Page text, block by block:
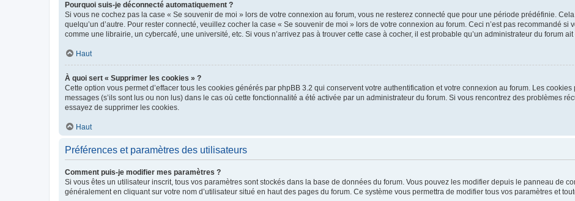
Pourquoi suis-je déconnecté automatiquement ?
Si vous ne cochez pas la case « Se souvenir de moi » lors de votre connexion au forum, vous ne resterez connecté que pour une période prédéfinie.
quelqu’un d’autre. Pour rester connecté, veuillez cocher la case « Se souvenir de moi » lors de votre connexion au forum. Ceci n’est pas recommandé
comme une librairie, un cybercafé, une université, etc. Si vous n’arrivez pas à trouver cette case à cocher, il est probable qu’un administrateur du forum
Haut
À quoi sert « Supprimer les cookies » ?
Cette option vous permet d’effacer tous les cookies générés par phpBB 3.2 qui conservent votre authentification et votre connexion au forum. Les
messages (s’ils sont lus ou non lus) dans le cas où cette fonctionnalité a été activée par un administrateur du forum. Si vous rencontrez des problèmes
essayez de supprimer les cookies.
Haut
Préférences et paramètres des utilisateurs
Comment puis-je modifier mes paramètres ?
Si vous êtes un utilisateur inscrit, tous vos paramètres sont stockés dans la base de données du forum. Vous pouvez les modifier depuis le panneau de
généralement en cliquant sur votre nom d’utilisateur situé en haut des pages du forum. Ce système vous permettra de modifier tous vos paramètres et